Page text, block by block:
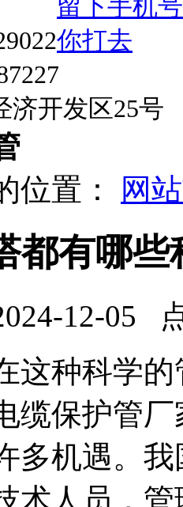
济开发区25号
位置：
网
都有哪些
12-05
种科学的
缆保护管
多机遇。
术人员，